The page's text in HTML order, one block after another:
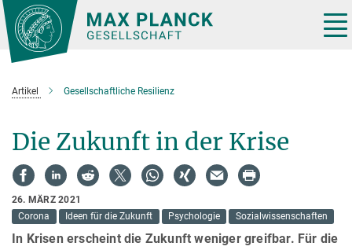
Hauptinhalt
Artikel Gesellschaftliche Resilienz
Die Zukunft in der Krise
26. MÄRZ 2021
Corona
Ideen für die Zukunft Psychologie Sozialwissenschaften
In Krisen erscheint die Zukunft weniger greifbar. Für die